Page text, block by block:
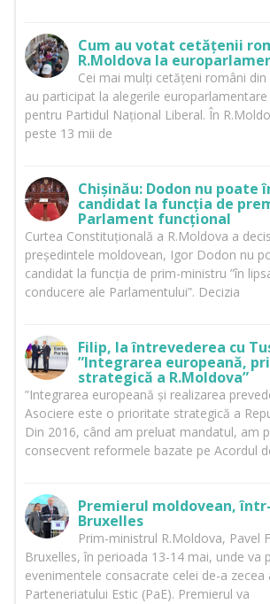
Cum au votat cetățenii
R.Moldova la
Cei mai mulți cetățeni români din
au participat la alegerile
pentru Partidul Național Liberal. În
peste 13 mii de
Chișinău: Dodon nu poate
candidat la funcția de
Parlament funcțional
Curtea Constituțională a R.Moldova a
președintele moldovean, Igor Dodon nu
candidat la funcția de prim-ministru ”în
conducere ale Parlamentului”. Decizia
Filip, la întrevederea cu
”Integrarea europeană,
strategică a R.Moldova”
”Integrarea europeană și realizarea
Asociere este o prioritate strategică a
Din 2016, când am preluat mandatul, am
consecvent reformele bazate pe Acordul
Premierul moldovean,
Bruxelles
Prim-ministrul R.Moldova, Pavel
Bruxelles, în perioada 13-14 mai, unde va
evenimentele consacrate celei de-a zecea
Parteneriatului Estic (PaE). Premierul va